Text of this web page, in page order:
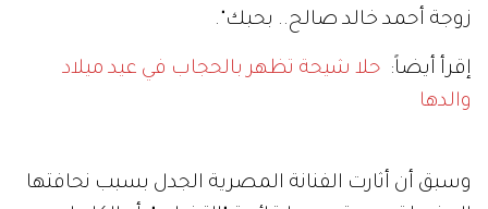
زوجة أحمد خالد صالح.. بحبك".
إقرأ أيضاً: حلا شيحة تظهر بالحجاب في عيد ميلاد
والدها
وسبق أن أثارت الفنانة المصرية الجدل بسبب نحافتها